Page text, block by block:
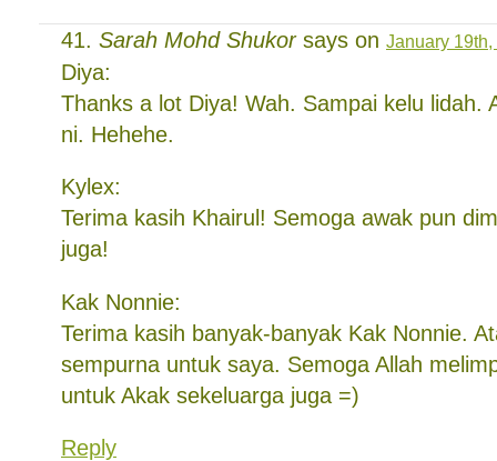
Sarah Mohd Shukorsays on January
Diya:
Thanks a lot Diya! Wah. Sampai kelu lidah.
ni. Hehehe.
Kylex:
Terima kasih Khairul! Semoga awak pun
juga!
Kak Nonnie:
Terima kasih banyak-banyak Kak Nonnie.
sempurna untuk saya. Semoga Allah
untuk Akak sekeluarga juga =)
Reply